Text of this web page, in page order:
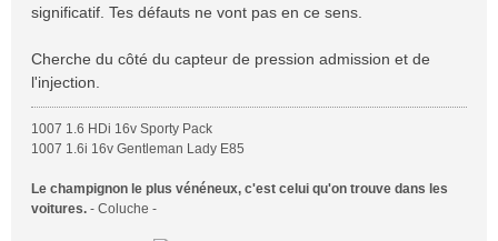
a
e
significatif. Tes défauts ne vont pas en ce sens.
Cherche du côté du capteur de pression admission et de
l'injection.
1007 1.6 HDi 16v Sporty Pack
1007 1.6i 16v Gentleman Lady E85
Le champignon le plus vénéneux, c'est celui qu'on trouve dans les
voitures. - Coluche -